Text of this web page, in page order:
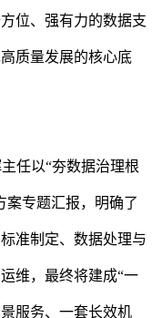
位、强有力的数据支
质量发展的核心底
任以“夯数据治理根
案专题汇报，明确了
准制定、数据处理与
维，最终将建成“一
服务、一套长效机